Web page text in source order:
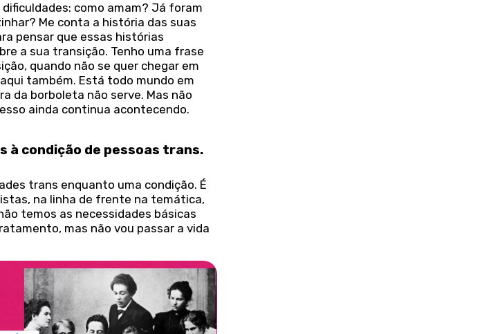
como amam? Já foram
Me conta a história das suas
pensar que essas histórias
a sua transição. Tenho uma frase
quando não se quer chegar em
também. Está todo mundo em
da borboleta não serve. Mas não
ainda continua acontecendo.
à condição de pessoas trans.
trans enquanto uma condição. É
na linha de frente na temática,
temos as necessidades básicas
mas não vou passar a vida